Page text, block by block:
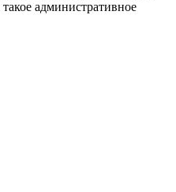
административное